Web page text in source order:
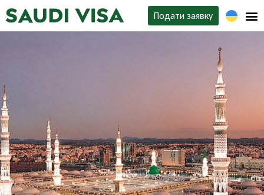
Подати заявку